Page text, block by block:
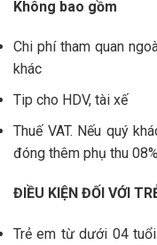
Không bao gồm
Chi phí tham quan
khác
Tip cho HDV, tài xế
Thuế VAT. Nếu quý
đóng thêm phụ thu
ĐIỀU KIỆN ĐỐI VỚI
Trẻ em từ dưới 04